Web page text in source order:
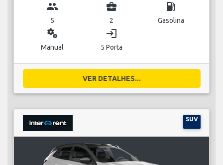
group
5
business_center
2
local_gas_station
Gasolina
miscellaneous_services
Manual
login
5 Porta
VER DETALHES...
SUV